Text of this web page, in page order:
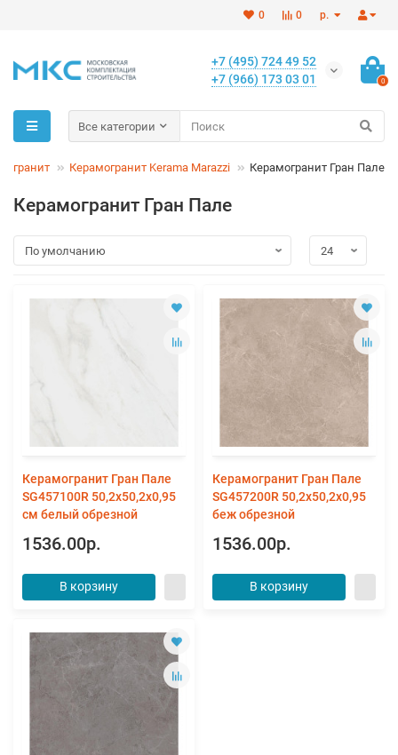
р.
0
0
+7 (495) 724 49 52
+7 (966) 173 03 01
0
Все категории
Керамогранит Kerama Marazzi Керамогранит Гран Пале
Керамогранит Гран Пале
Керамогранит Гран Пале
SG457100R 50,2х50,2х0,95
см белый обрезной
1536.00р.
В корзину
Керамогранит Гран Пале
SG457200R 50,2х50,2х0,95
беж обрезной
1536.00р.
В корзину